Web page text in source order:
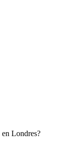
Londres?